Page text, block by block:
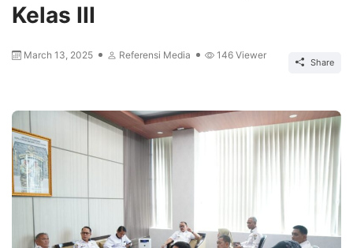
Kelas III
March 13, 2025 Referensi Media 146 Viewer
Share